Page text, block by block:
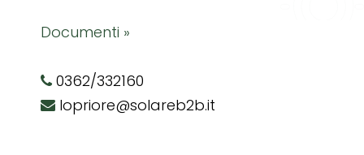
Documenti »
0362/332160
lopriore@solareb2b.it